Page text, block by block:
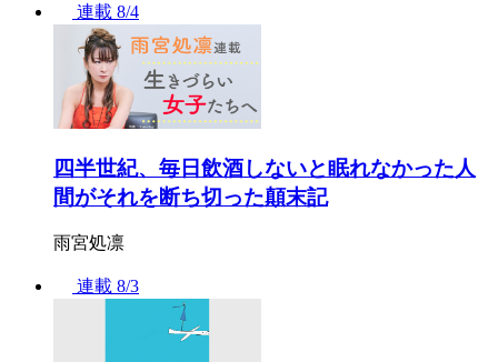
連載 8/4
四半世紀、毎日飲酒しないと眠れなかった人
間がそれを断ち切った顛末記
雨宮処凛
連載 8/3